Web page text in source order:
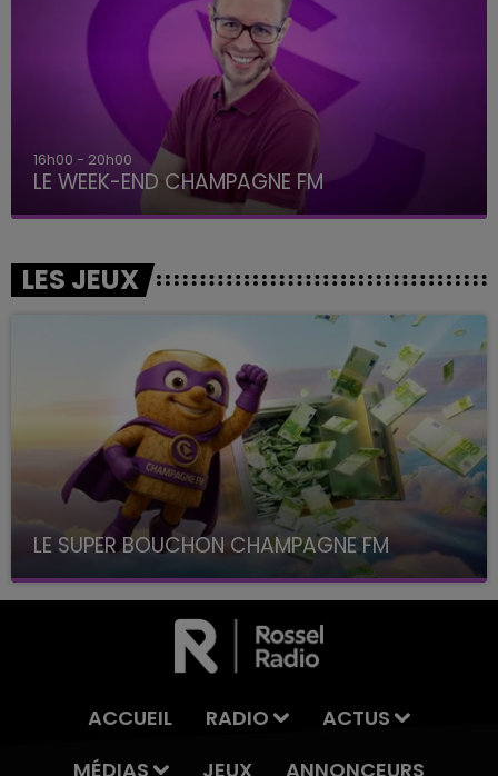
16h00 - 20h00
LE WEEK-END CHAMPAGNE FM
LES JEUX
LE SUPER BOUCHON CHAMPAGNE FM
avec La Famille Champagne FM, à 8H10
ACCUEIL RADIO
ACTUS
MÉDIAS
JEUX ANNONCEURS